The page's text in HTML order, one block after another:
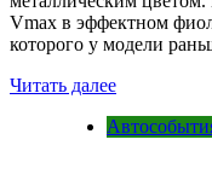
Vmax в эффектном
которого у модели
Читать далее